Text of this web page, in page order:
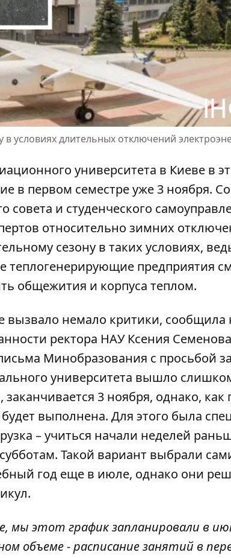
в условиях длительных отключений
университета в Киеве в
в первом семестре уже 3 ноября.
совета и студенческого
относительно зимних
сезону в таких условиях,
теплогенерирующие предприятия
общежития и корпуса теплом.
немало критики, сообщила
ректора НАУ Ксения
Минобразования с просьбой
университета вышло
3 ноября, однако, как
выполнена. Для этого была
– учиться начали неделей
Такой вариант выбрали
год еще в июле, однако они
мы этот график запланировали в
объеме - расписание занятий в